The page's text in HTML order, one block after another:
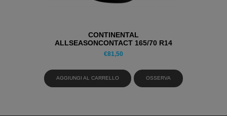
CONTINENTAL
ALLSEASONCONTACT 165/70 R14
81T PNEUMATICI 4 STAGIONI
€81,50
AGGIUNGI AL CARRELLO OSSERVA